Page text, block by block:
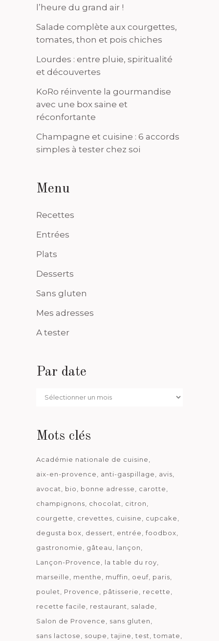
l’heure du grand air !
Salade complète aux courgettes,
tomates, thon et pois chiches
Lourdes : entre pluie, spiritualité
et découvertes
KoRo réinvente la gourmandise
avec une box saine et
réconfortante
Champagne et cuisine : 6 accords
simples à tester chez soi
Menu
Recettes
Entrées
Plats
Desserts
Sans gluten
Mes adresses
A tester
Par date
Par
Mots clés
Académie nationale de cuisine
aix-en-provence
anti-gaspillage
avis
avocat
bio bonne adresse
carotte
champignons
chocolat
citron
courgette
crevettes cuisine
cupcake
degusta box
dessert entrée
foodbox
gastronomie
gâteau
lançon
Lançon-Provence
la table du roy
marseille
menthe muffin oeuf paris
poulet
Provence pâtisserie
recette
recette facile
restaurant
salade
Salon de Provence
sans gluten
sans lactose
soupe tajine test tomate